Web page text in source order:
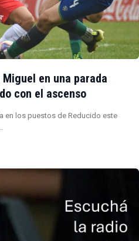
en una parada
con el ascenso
en los puestos de Reducido este